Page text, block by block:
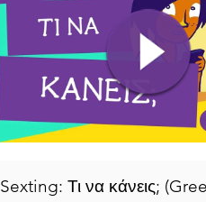
Sexting: Τι να κάνεις;